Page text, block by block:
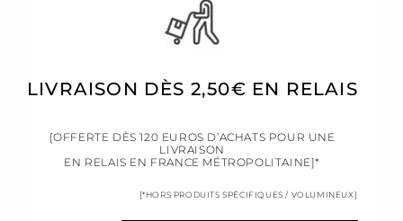
LIVRAISON DÈS 2,50€ EN RELAIS
[OFFERTE DÈS 120 EUROS D’ACHATS POUR UNE
LIVRAISON
EN RELAIS EN FRANCE MÉTROPOLITAINE]*
[*HORS PRODUITS SPÉCIFIQUES / VOLUMINEUX]